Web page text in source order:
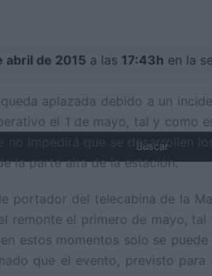
abril de 2015 a las 17:43h en la
aplazada debido a un
el 1 de mayo, tal y como
no impedirá que se desarrollen
la parte alta de la estación.
portador del telecabina de la
remonte el primero de mayo,
estos momentos solo se
que el evento, previsto